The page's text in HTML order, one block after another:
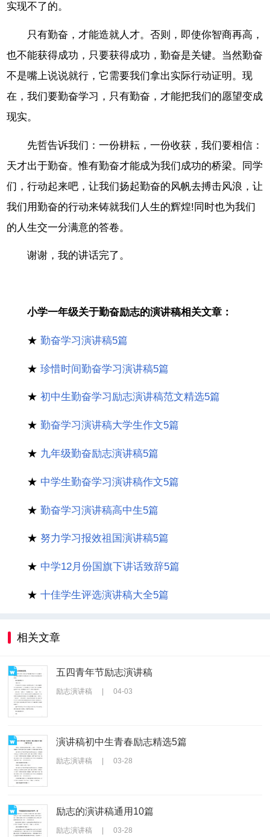
实现不了的。
只有勤奋，才能造就人才。否则，即使你智商再高，
也不能获得成功，只要获得成功，勤奋是关键。当然勤奋
不是嘴上说说就行，它需要我们拿出实际行动证明。现
在，我们要勤奋学习，只有勤奋，才能把我们的愿望变成
现实。
先哲告诉我们：一份耕耘，一份收获，我们要相信：
天才出于勤奋。惟有勤奋才能成为我们成功的桥梁。同学
们，行动起来吧，让我们扬起勤奋的风帆去搏击风浪，让
我们用勤奋的行动来铸就我们人生的辉煌!同时也为我们
的人生交一分满意的答卷。
谢谢，我的讲话完了。
小学一年级关于勤奋励志的演讲稿相关文章：
★勤奋学习演讲稿5篇
★珍惜时间勤奋学习演讲稿5篇
★初中生勤奋学习励志演讲稿范文精选5篇
★勤奋学习演讲稿大学生作文5篇
★ 九年级勤奋励志演讲稿5篇
★ 中学生勤奋学习演讲稿作文5篇
★勤奋学习演讲稿高中生5篇
★ 努力学习报效祖国演讲稿5篇
★ 中学12月份国旗下讲话致辞5篇
★十佳学生评选演讲稿大全5篇
相关文章
五四青年节励志演讲稿
励志演讲稿 | 04-03
演讲稿初中生青春励志精选5篇
励志演讲稿 | 03-28
励志的演讲稿通用10篇
励志演讲稿 | 03-28